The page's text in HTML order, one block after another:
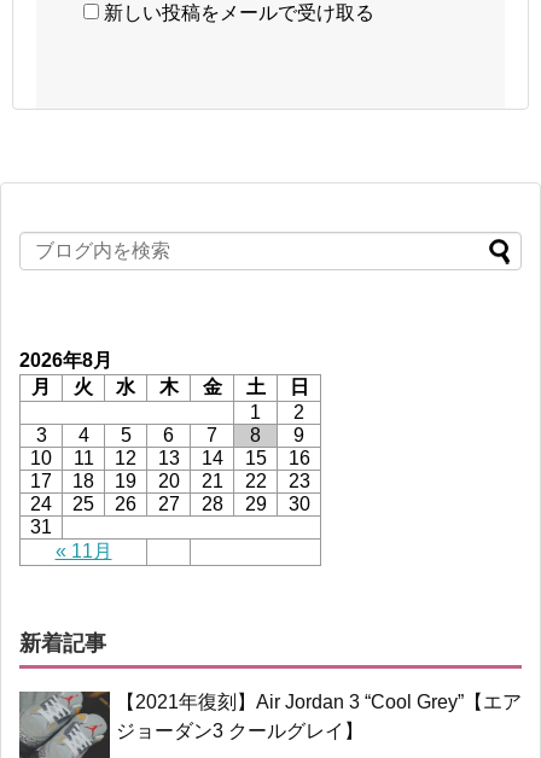
新しい投稿をメールで受け取る
2026年8月
月
火 水 木 金 土 日
« 11月
1
2
3
4 5 6 7 8
9
10
11 12 13 14 15
16
17
18 19 20 21 22
23
24
25 26 27 28 29
30
31
新着記事
【2021年復刻】Air Jordan 3 “Cool Grey”【エア
ジョーダン3 クールグレイ】